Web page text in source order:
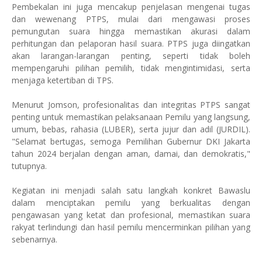
Pembekalan ini juga mencakup penjelasan mengenai tugas
dan wewenang PTPS, mulai dari mengawasi proses
pemungutan suara hingga memastikan akurasi dalam
perhitungan dan pelaporan hasil suara. PTPS juga diingatkan
akan larangan-larangan penting, seperti tidak boleh
mempengaruhi pilihan pemilih, tidak mengintimidasi, serta
menjaga ketertiban di TPS.
Menurut Jomson, profesionalitas dan integritas PTPS sangat
penting untuk memastikan pelaksanaan Pemilu yang langsung,
umum, bebas, rahasia (LUBER), serta jujur dan adil (JURDIL).
"Selamat bertugas, semoga Pemilihan Gubernur DKI Jakarta
tahun 2024 berjalan dengan aman, damai, dan demokratis,"
tutupnya.
Kegiatan ini menjadi salah satu langkah konkret Bawaslu
dalam menciptakan pemilu yang berkualitas dengan
pengawasan yang ketat dan profesional, memastikan suara
rakyat terlindungi dan hasil pemilu mencerminkan pilihan yang
sebenarnya.